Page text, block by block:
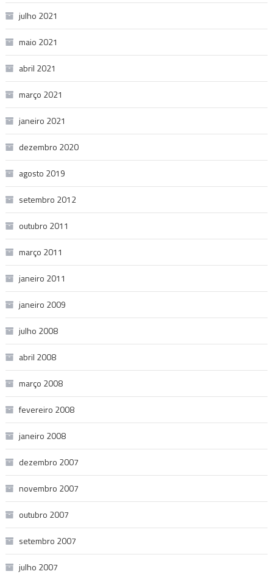
julho 2021
maio 2021
abril 2021
março 2021
janeiro 2021
dezembro 2020
agosto 2019
setembro 2012
outubro 2011
março 2011
janeiro 2011
janeiro 2009
julho 2008
abril 2008
março 2008
fevereiro 2008
janeiro 2008
dezembro 2007
novembro 2007
outubro 2007
setembro 2007
julho 2007